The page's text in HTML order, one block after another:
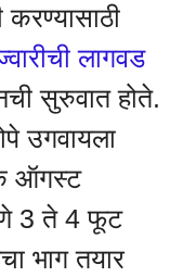
करण्यासाठी
लागवड
सुरुवात होते.
उगवायला
ऑगस्ट
3 ते 4 फूट
भाग तयार